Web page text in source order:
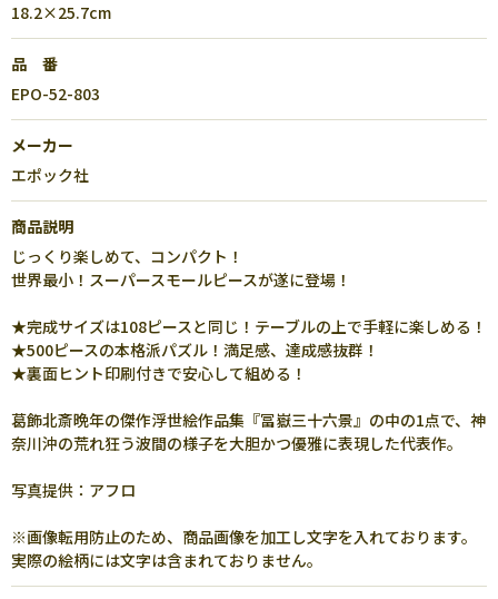
18.2×25.7cm
品 番
EPO-52-803
メーカー
エポック社
商品説明
じっくり楽しめて、コンパクト！
世界最小！スーパースモールピースが遂に登場！
★完成サイズは108ピースと同じ！テーブルの上で手軽に楽しめる！
★500ピースの本格派パズル！満足感、達成感抜群！
★裏面ヒント印刷付きで安心して組める！
葛飾北斎晩年の傑作浮世絵作品集『冨嶽三十六景』の中の1点で、神
奈川沖の荒れ狂う波間の様子を大胆かつ優雅に表現した代表作。
写真提供：アフロ
※画像転用防止のため、商品画像を加工し文字を入れております。
実際の絵柄には文字は含まれておりません。